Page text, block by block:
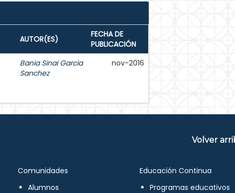
AUTOR(ES)
FECHA DE
PUBLICACIÓN
Bania Sinai Garcia
Sanchez
nov-2016
Volver
Comunidades
Alumnos
Educación Continua
Programas educativos